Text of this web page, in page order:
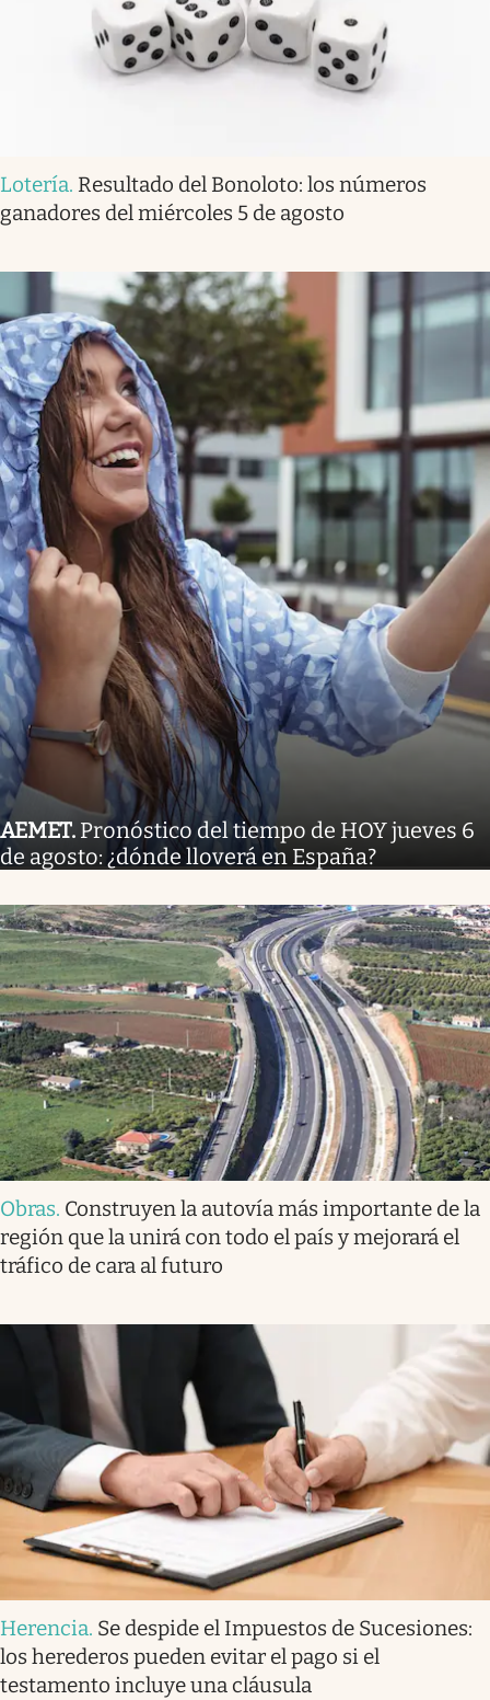
Lotería. Resultado del Bonoloto: los números
ganadores del miércoles 5 de agosto
AEMET. Pronóstico del tiempo de HOY jueves 6
de agosto: ¿dónde lloverá en España?
Obras. Construyen la autovía más importante de la
región que la unirá con todo el país y mejorará el
tráfico de cara al futuro
Herencia. Se despide el Impuestos de Sucesiones:
los herederos pueden evitar el pago si el
testamento incluye una cláusula